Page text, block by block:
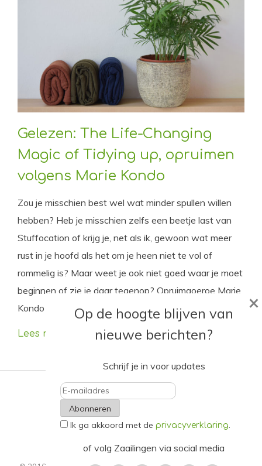
Gelezen: The Life-Changing
Magic of Tidying up, opruimen
volgens Marie Kondo
Zou je misschien best wel wat minder spullen willen
hebben? Heb je misschien zelfs een beetje last van
Stuffocation of krijg je, net als ik, gewoon wat meer
rust in je hoofd als het om je heen niet te vol of
rommelig is? Maar weet je ook niet goed waar je moet
beginnen of zie je daar tegenop? Opruimgoeroe Marie
Kondo weet raad.
Lees meer
Op de hoogte blijven van
nieuwe berichten?
Schrijf je in voor updates
E-
mailadres
Ik ga akkoord met de privacyverklaring.
of volg Zaailingen via social media
×